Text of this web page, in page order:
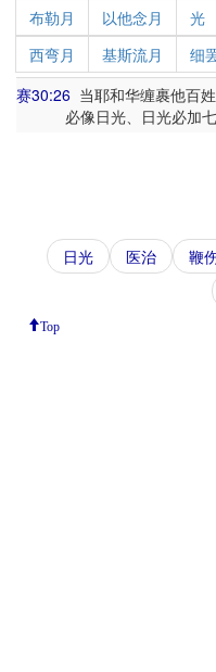
布勒月
以他念月 光
西弯月
基斯流月 细
赛30:26 当耶和华缠裹他百
必像日光、日光必加
日光 医治 鞭
Top